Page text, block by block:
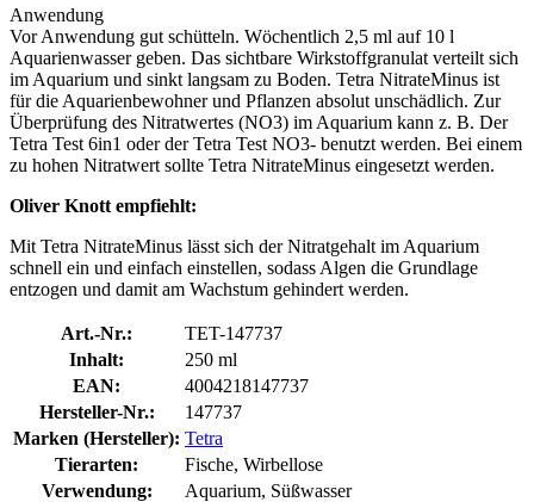
Anwendung
Vor Anwendung gut schütteln. Wöchentlich 2,5 ml auf 10 l
Aquarienwasser geben. Das sichtbare Wirkstoffgranulat verteilt sich
im Aquarium und sinkt langsam zu Boden. Tetra NitrateMinus ist
für die Aquarienbewohner und Pflanzen absolut unschädlich. Zur
Überprüfung des Nitratwertes (NO3) im Aquarium kann z. B. Der
Tetra Test 6in1 oder der Tetra Test NO3- benutzt werden. Bei einem
zu hohen Nitratwert sollte Tetra NitrateMinus eingesetzt werden.
Oliver Knott empfiehlt:
Mit Tetra NitrateMinus lässt sich der Nitratgehalt im Aquarium
schnell ein und einfach einstellen, sodass Algen die Grundlage
entzogen und damit am Wachstum gehindert werden.
Art.-Nr.:
TET-147737
Inhalt:
250 ml
EAN:
4004218147737
Hersteller-Nr.:
147737
Marken (Hersteller): Tetra
Tierarten:
Fische, Wirbellose
Verwendung:
Aquarium, Süßwasser